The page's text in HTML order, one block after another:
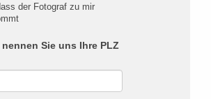
der Fotograf zu mir
Sie uns Ihre PLZ